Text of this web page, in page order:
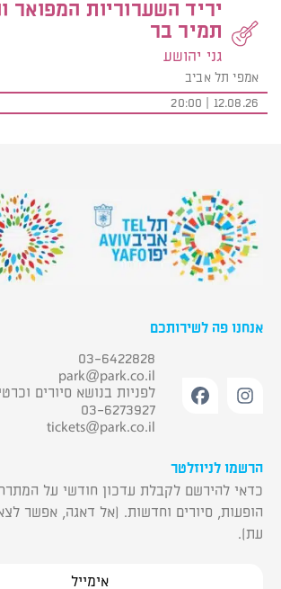
יריד השערוריות המפואר
תמיר בר
גני יהושע
אמפי תל אביב
12.08.26 | 20:00
אנחנו פה לשירותכם
03-6422828
park@park.co.il
לפניות בנושא סיורים
03-6273927
tickets@park.co.il
הרשמו לניוזלטר
כדאי להירשם לקבלת עדכון חודשי על
הופעות, סיורים וחדשות. (אל דאגה, אפשר
עת).
אימייל